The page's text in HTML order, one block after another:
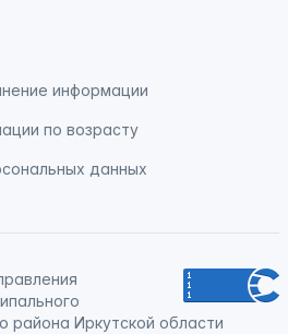
информации
по возрасту
данных
района Иркутской области